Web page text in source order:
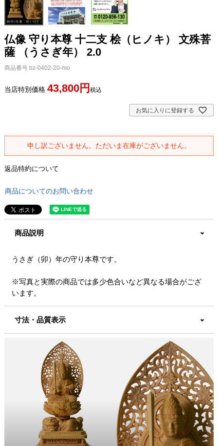
仏像 守り本尊 十二支 桧（ヒノキ） 文殊菩
薩 （うさぎ年） 2.0
商品番号 bz-0402-20-mo
当店特別価格 43,800 税込
お気に入りに登録する
申し訳ございません。ただいま在庫がございません。
返品特約について
商品についてのお問い合わせ
商品説明
うさぎ（卯）年の守り本尊です。
※写真と実際の商品では多少色合いなど異なる場合がござ
います。
寸法・品質表示